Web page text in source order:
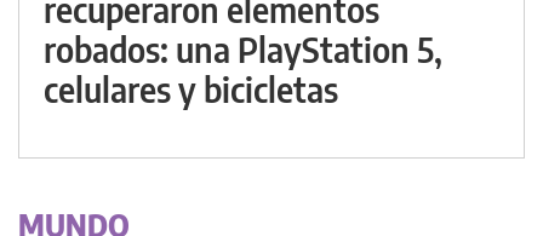
recuperaron elementos
robados: una PlayStation 5,
celulares y bicicletas
MUNDO